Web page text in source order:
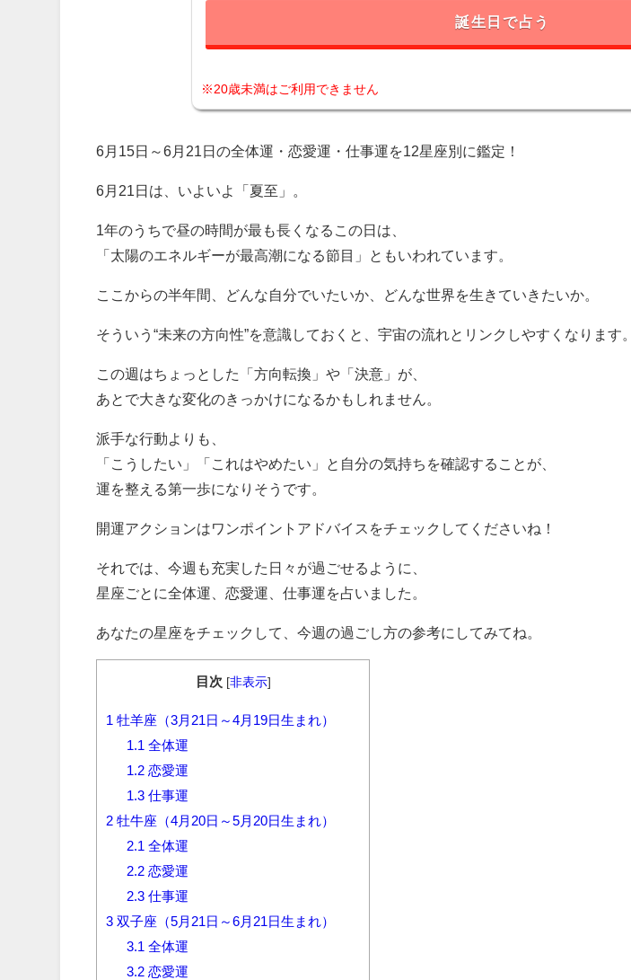
誕生日で占う
※20歳未満はご利用できません
6月15日～6月21日の全体運・恋愛運・仕事運を12星座別に鑑定！
6月21日は、いよいよ「夏至」。
1年のうちで昼の時間が最も長くなるこの日は、
「太陽のエネルギーが最高潮になる節目」ともいわれています。
ここからの半年間、どんな自分でいたいか、どんな世界を生きていきたいか。
そういう“未来の方向性”を意識しておくと、宇宙の流れとリンクしやすくなります。
この週はちょっとした「方向転換」や「決意」が、
あとで大きな変化のきっかけになるかもしれません。
派手な行動よりも、
「こうしたい」「これはやめたい」と自分の気持ちを確認することが、
運を整える第一歩になりそうです。
開運アクションはワンポイントアドバイスをチェックしてくださいね！
それでは、今週も充実した日々が過ごせるように、
星座ごとに全体運、恋愛運、仕事運を占いました。
あなたの星座をチェックして、今週の過ごし方の参考にしてみてね。
目次 [非表示]
1 牡羊座（3月21日～4月19日生まれ）
1.1 全体運
1.2 恋愛運
1.3 仕事運
2 牡牛座（4月20日～5月20日生まれ）
2.1 全体運
2.2 恋愛運
2.3 仕事運
3 双子座（5月21日～6月21日生まれ）
3.1 全体運
3.2 恋愛運